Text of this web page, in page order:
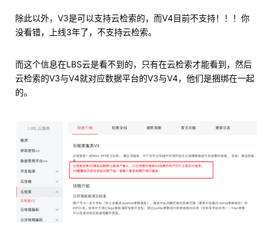
除此以外，V3是可以支持云检索的，而V4目前不支持！！！你
没看错，上线3年了，不支持云检索。
而这个信息在LBS云是看不到的，只有在云检索才能看到，然后
云检索的V3与V4就对应数据平台的V3与V4，他们是捆绑在一起
的。